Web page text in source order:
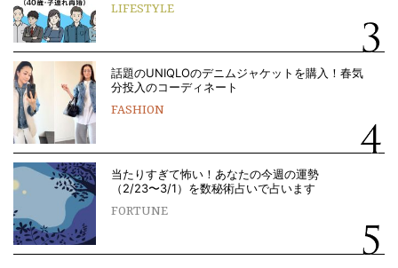
LIFESTYLE
話題のUNIQLOのデニムジャケットを購入！春気
分投入のコーディネート
FASHION
当たりすぎて怖い！あなたの今週の運勢
（2/23〜3/1）を数秘術占いで占います
FORTUNE